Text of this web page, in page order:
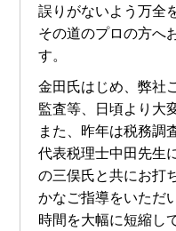
誤りがないよう万全
その道のプロの方へ
す。
金田氏はじめ、弊社
監査等、日頃より大
また、昨年は税務調
代表税理士中田先生
の三俣氏と共にお打
かなご指導をいただ
時間を大幅に短縮し